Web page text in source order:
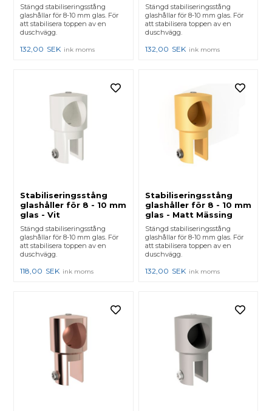
Stängd stabiliseringsstång
glashållar för 8-10 mm glas. För
att stabilisera toppen av en
duschvägg.
132,00 SEK ink moms
Stängd stabiliseringsstång
glashållar för 8-10 mm glas. För
att stabilisera toppen av en
duschvägg.
132,00 SEK ink moms
Stabiliseringsstång
glashåller för 8 - 10 mm
glas - Vit
Stängd stabiliseringsstång
glashållar för 8-10 mm glas. För
att stabilisera toppen av en
duschvägg.
118,00 SEK ink moms
Stabiliseringsstång
glashåller för 8 - 10 mm
glas - Matt Mässing
Stängd stabiliseringsstång
glashållar för 8-10 mm glas. För
att stabilisera toppen av en
duschvägg.
132,00 SEK ink moms